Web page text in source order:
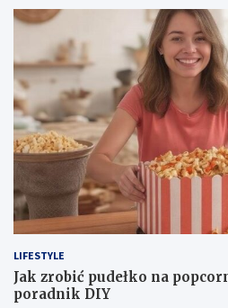
LIFESTYLE
Jak zrobić pudełko na
poradnik DIY